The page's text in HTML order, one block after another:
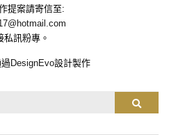
提案請寄信至:
私訊粉專。
DesignEvo設計製作